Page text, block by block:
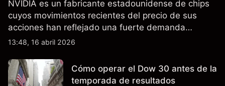
NVIDIA es un fabricante estadounidense de chips
cuyos movimientos recientes del precio de sus
acciones han reflejado una fuerte demanda
relacionada con la IA, ingresos trimestrales récord
de exportación de EE.UU. que afectan las ventas
en China.
13:48, 16 abril 2026
Cómo operar el Dow 30 antes de la
temporada de resultados